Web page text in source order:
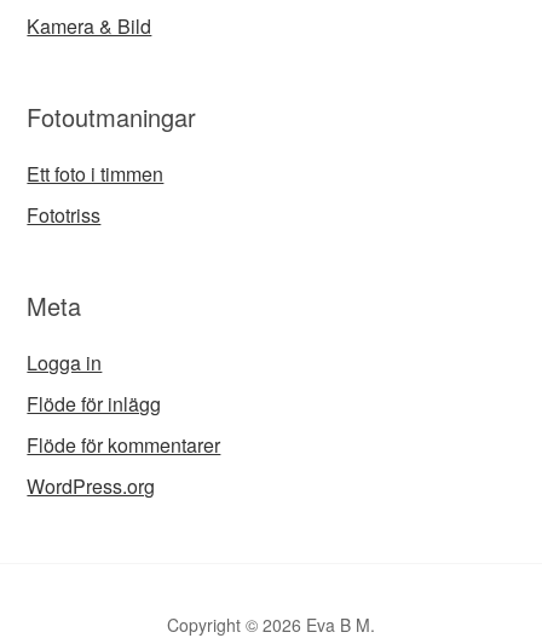
Kamera & Bild
Fotoutmaningar
Ett foto i timmen
Fototriss
Meta
Logga in
Flöde för inlägg
Flöde för kommentarer
WordPress.org
Copyright © 2026 Eva B M.